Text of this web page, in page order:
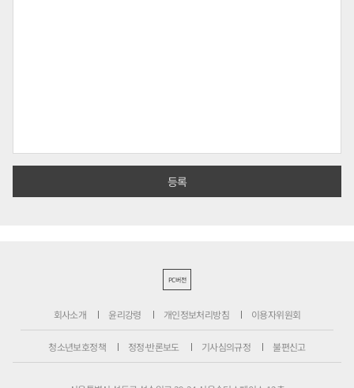
PC버전
회사소개 윤리강령 개인정보처리방침 이용자위원회
청소년보호정책 정정·반론보도 기사심의규정 불편신고